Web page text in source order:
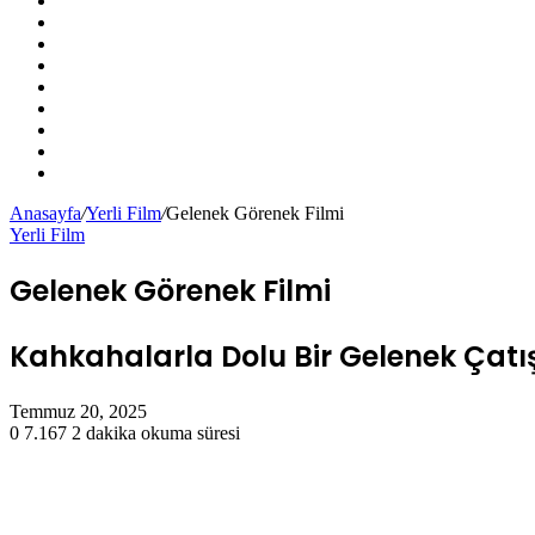
...
Anasayfa/Yerli Film/Gelenek Görenek Filmi
Yerli Film
Gelenek Görenek Filmi
Kahkahalarla Dolu Bir Gelenek
Temmuz 20, 2025
0 7.167 2 dakika okuma süresi